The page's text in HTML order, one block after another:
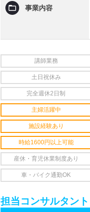
事業内容
講師業務
土日祝休み
完全週休2日制
主婦活躍中
施設経験あり
時給1600円以上可能
産休・育児休業制度あり
車・バイク通勤OK
担当コンサルタント